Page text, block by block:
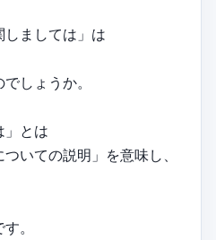
ましては」は
しょうか。
」とは
いての説明」を意味し、
。